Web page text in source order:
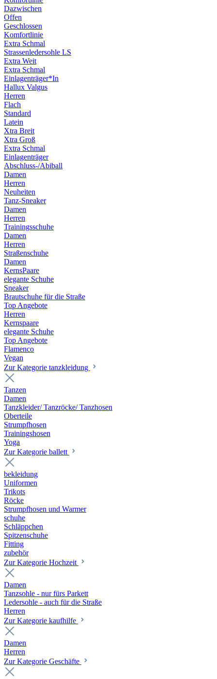
Dazwischen
Offen
Geschlossen
Komfortlinie
Extra Schmal
Strassenledersohle LS
Extra Weit
Extra Schmal
Einlagenträger*In
Hallux Valgus
Herren
Flach
Standard
Latein
Xtra Breit
Xtra Groß
Extra Schmal
Einlagenträger
Abschluss-/Abiball
Damen
Herren
Neuheiten
Tanz-Sneaker
Damen
Herren
Trainingsschuhe
Damen
Herren
Straßenschuhe
Damen
KernsPaare
elegante Schuhe
Sneaker
Brautschuhe für die Straße
Top Angebote
Herren
Kernspaare
elegante Schuhe
Top Angebote
Flamenco
Vegan
Zur Kategorie tanzkleidung
Tanzen
Damen
Tanzkleider/ Tanzröcke/ Tanzhosen
Oberteile
Strumpfhosen
Trainingshosen
Yoga
Zur Kategorie ballett
bekleidung
Uniformen
Trikots
Röcke
Strumpfhosen und Warmer
schuhe
Schläppchen
Spitzenschuhe
Fitting
zubehör
Zur Kategorie Hochzeit
Damen
Tanzsohle - nur fürs Parkett
Ledersohle - auch für die Straße
Herren
Zur Kategorie kaufhilfe
Damen
Herren
Zur Kategorie Geschäfte